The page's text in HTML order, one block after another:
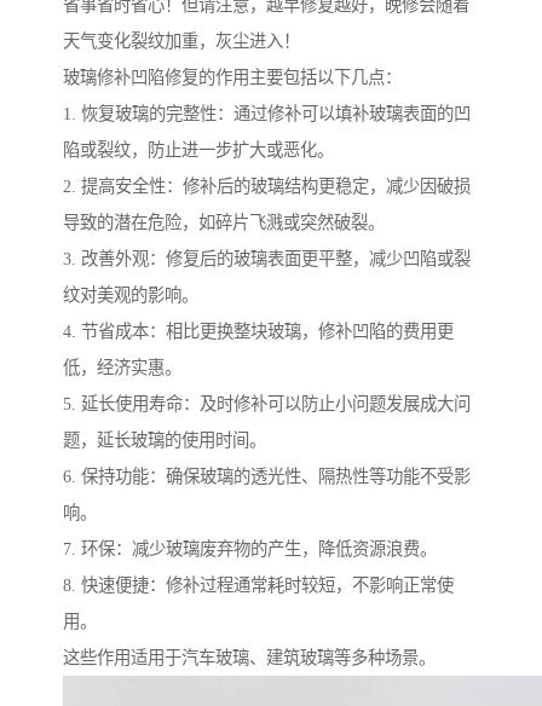
省事省时省心！但请注意，越早修复越好，晚修会随着
天气变化裂纹加重，灰尘进入！
玻璃修补凹陷修复的作用主要包括以下几点：
1. 恢复玻璃的完整性：通过修补可以填补玻璃表面的凹
陷或裂纹，防止进一步扩大或恶化。
2. 提高安全性：修补后的玻璃结构更稳定，减少因破损
导致的潜在危险，如碎片飞溅或突然破裂。
3. 改善外观：修复后的玻璃表面更平整，减少凹陷或裂
纹对美观的影响。
4. 节省成本：相比更换整块玻璃，修补凹陷的费用更
低，经济实惠。
5. 延长使用寿命：及时修补可以防止小问题发展成大问
题，延长玻璃的使用时间。
6. 保持功能：确保玻璃的透光性、隔热性等功能不受影
响。
7. 环保：减少玻璃废弃物的产生，降低资源浪费。
8. 快速便捷：修补过程通常耗时较短，不影响正常使
用。
这些作用适用于汽车玻璃、建筑玻璃等多种场景。